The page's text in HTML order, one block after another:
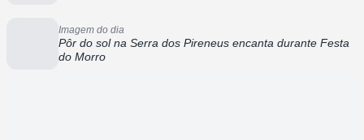
Imagem do dia
Pôr do sol na Serra dos Pireneus encanta durante Festa
do Morro